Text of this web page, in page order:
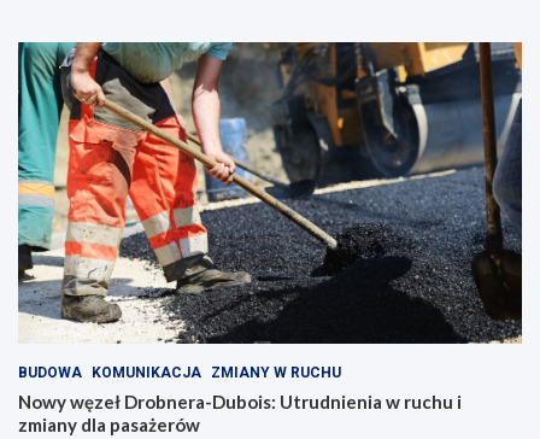
BUDOWA KOMUNIKACJA ZMIANY W RUCHU
Nowy węzeł Drobnera-Dubois: Utrudnienia w ruchu i
zmiany dla pasażerów